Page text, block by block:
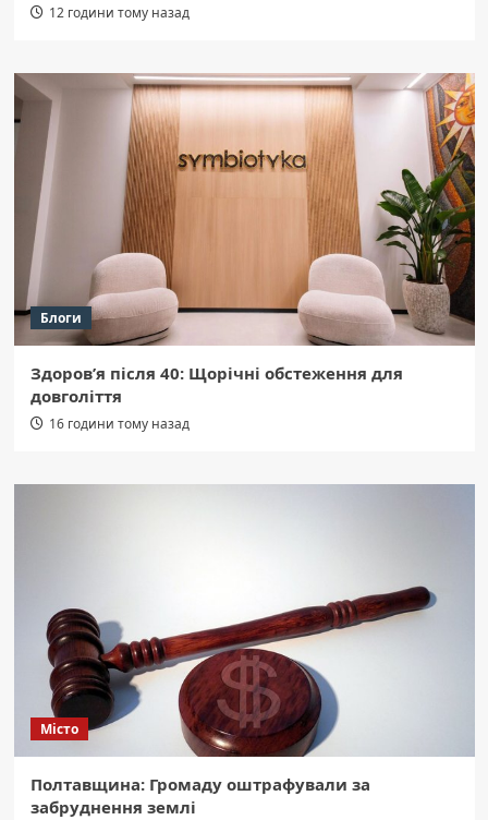
12 години тому назад
Блоги
Здоров’я після 40: Щорічні обстеження для
довголіття
16 години тому назад
Місто
Полтавщина: Громаду оштрафували за
забруднення землі